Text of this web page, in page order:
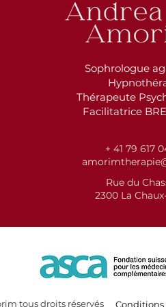
Sophrologue
Thérapeute
Facilitatrice
+ 41 79 617
Rue du
2300 La
tous droits réservés